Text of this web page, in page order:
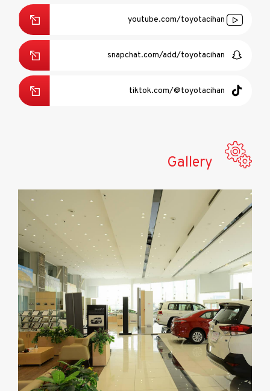
youtube.com/toyotacihan
snapchat.com/add/toyotacihan
tiktok.com/@toyotacihan
Gallery